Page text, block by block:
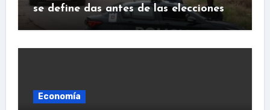
se define das antes de las elecciones
Economía